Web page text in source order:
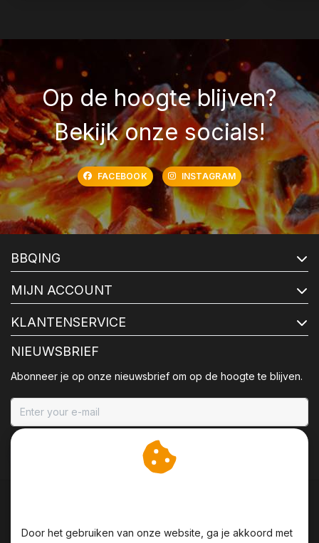
Op de hoogte blijven?
Bekijk onze socials!
FACEBOOK INSTAGRAM
BBQING
MIJN ACCOUNT
KLANTENSERVICE
NIEUWSBRIEF
Abonneer je op onze nieuwsbrief om op de hoogte te blijven.
Door het gebruiken van onze website, ga je akkoord met